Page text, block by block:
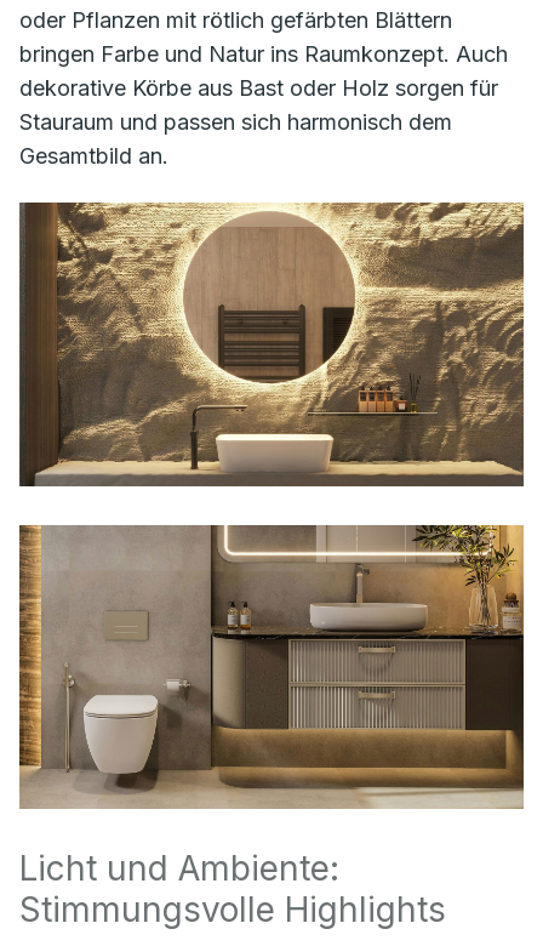
oder Pflanzen mit rötlich gefärbten Blättern
bringen Farbe und Natur ins Raumkonzept. Auch
dekorative Körbe aus Bast oder Holz sorgen für
Stauraum und passen sich harmonisch dem
Gesamtbild an.
Licht und Ambiente:
Stimmungsvolle Highlights